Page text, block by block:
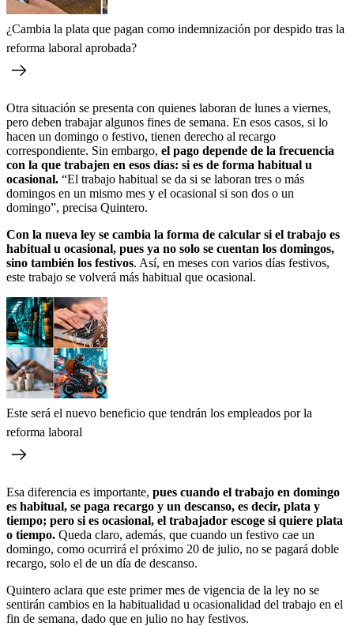
¿Cambia la plata que pagan como indemnización por despido tras la
reforma laboral aprobada?
Otra situación se presenta con quienes laboran de lunes a viernes,
pero deben trabajar algunos fines de semana. En esos casos, si lo
hacen un domingo o festivo, tienen derecho al recargo
correspondiente. Sin embargo, el pago depende de la frecuencia
con la que trabajen en esos días: si es de forma habitual u
ocasional. “El trabajo habitual se da si se laboran tres o más
domingos en un mismo mes y el ocasional si son dos o un
domingo”, precisa Quintero.
Con la nueva ley se cambia la forma de calcular si el trabajo es
habitual u ocasional, pues ya no solo se cuentan los domingos,
sino también los festivos. Así, en meses con varios días festivos,
este trabajo se volverá más habitual que ocasional.
Este será el nuevo beneficio que tendrán los empleados por la
reforma laboral
Esa diferencia es importante, pues cuando el trabajo en domingo
es habitual, se paga recargo y un descanso, es decir, plata y
tiempo; pero si es ocasional, el trabajador escoge si quiere plata
o tiempo. Queda claro, además, que cuando un festivo cae un
domingo, como ocurrirá el próximo 20 de julio, no se pagará doble
recargo, solo el de un día de descanso.
Quintero aclara que este primer mes de vigencia de la ley no se
sentirán cambios en la habitualidad u ocasionalidad del trabajo en el
fin de semana, dado que en julio no hay festivos.